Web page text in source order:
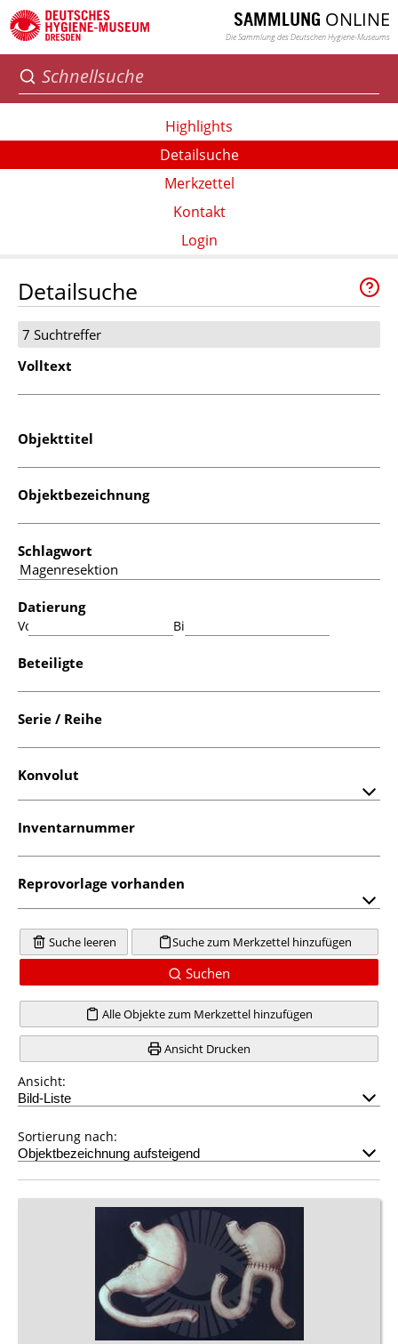
SAMMLUNG ONLINE
Die Sammlung des Deutschen Hygiene-Museums
Highlights
Detailsuche
Merkzettel
Kontakt
Login
Detailsuche
7 Suchtreffer
Volltext
Objekttitel
Objektbezeichnung
Schlagwort
Datierung
Von: Bis:
Beteiligte
Serie / Reihe
Konvolut
Inventarnummer
Reprovorlage vorhanden
Suche leeren Suche zum Merkzettel hinzufügen
Suchen
Alle Objekte zum Merkzettel hinzufügen
Ansicht Drucken
Ansicht:
Sortierung nach: